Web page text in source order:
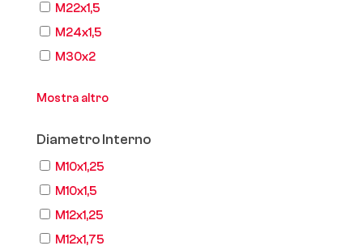
M22x1,5
M24x1,5
M30x2
Mostra altro
Diametro Interno
M10x1,25
M10x1,5
M12x1,25
M12x1,75